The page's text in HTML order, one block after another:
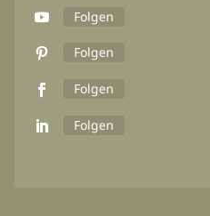
Folgen
Folgen
Folgen
Folgen